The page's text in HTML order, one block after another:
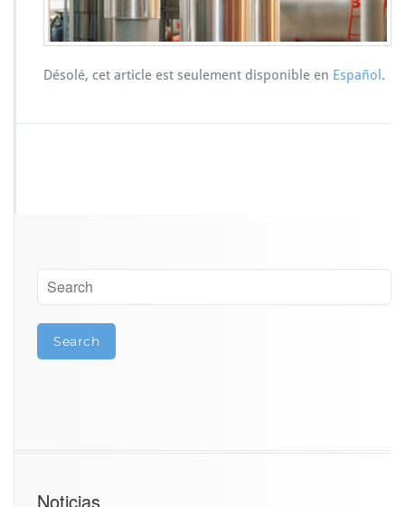
Désolé, cet article est seulement disponible en Español .
Noticias